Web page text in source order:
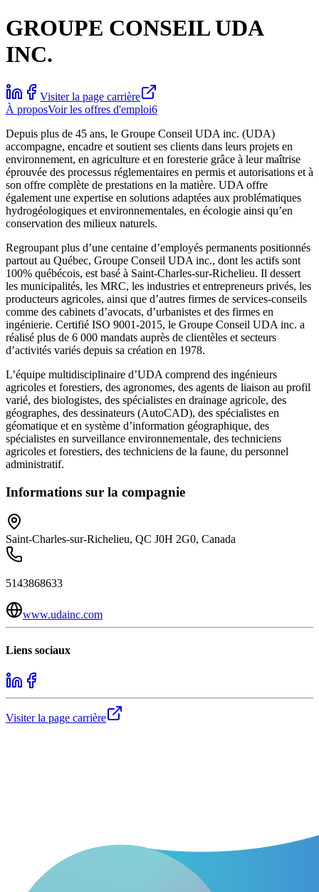
GROUPE CONSEIL UDA
INC.
Visiter la page carrière
À proposVoir les offres d'emploi6
Depuis plus de 45 ans, le Groupe Conseil UDA inc. (UDA)
accompagne, encadre et soutient ses clients dans leurs projets en
environnement, en agriculture et en foresterie grâce à leur maîtrise
éprouvée des processus réglementaires en permis et autorisations et à
son offre complète de prestations en la matière. UDA offre
également une expertise en solutions adaptées aux problématiques
hydrogéologiques et environnementales, en écologie ainsi qu’en
conservation des milieux naturels.
Regroupant plus d’une centaine d’employés permanents positionnés
partout au Québec, Groupe Conseil UDA inc., dont les actifs sont
100% québécois, est basé à Saint-Charles-sur-Richelieu. Il dessert
les municipalités, les MRC, les industries et entrepreneurs privés, les
producteurs agricoles, ainsi que d’autres firmes de services-conseils
comme des cabinets d’avocats, d’urbanistes et des firmes en
ingénierie. Certifié ISO 9001-2015, le Groupe Conseil UDA inc. a
réalisé plus de 6 000 mandats auprès de clientèles et secteurs
d’activités variés depuis sa création en 1978.
L’équipe multidisciplinaire d’UDA comprend des ingénieurs
agricoles et forestiers, des agronomes, des agents de liaison au profil
varié, des biologistes, des spécialistes en drainage agricole, des
géographes, des dessinateurs (AutoCAD), des spécialistes en
géomatique et en système d’information géographique, des
spécialistes en surveillance environnementale, des techniciens
agricoles et forestiers, des techniciens de la faune, du personnel
administratif.
Informations sur la compagnie
Saint-Charles-sur-Richelieu, QC J0H 2G0, Canada
5143868633
www.udainc.com
Liens sociaux
Visiter la page carrière